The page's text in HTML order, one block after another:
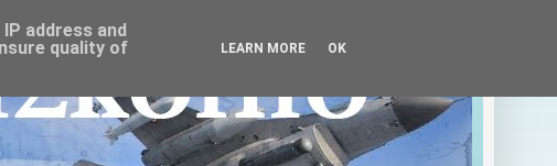
address and
quality of
LEARN MORE OK